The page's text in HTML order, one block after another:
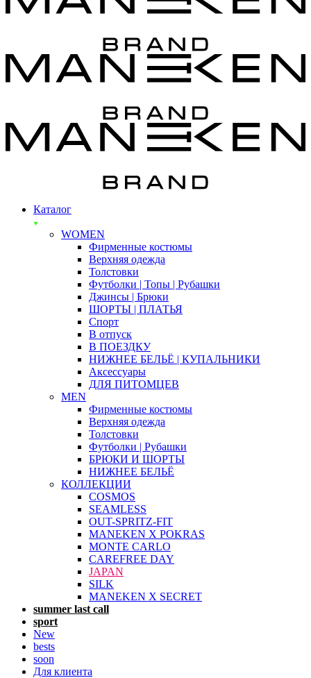
Каталог
WOMEN
Фирменные костюмы
Верхняя одежда
Толстовки
Футболки | Топы | Рубашки
Джинсы | Брюки
ШОРТЫ | ПЛАТЬЯ
Спорт
В отпуск
В ПОЕЗДКУ
НИЖНЕЕ БЕЛЬЁ | КУПАЛЬНИКИ
Аксессуары
ДЛЯ ПИТОМЦЕВ
MEN
Фирменные костюмы
Верхняя одежда
Толстовки
Футболки | Рубашки
БРЮКИ И ШОРТЫ
НИЖНЕЕ БЕЛЬЁ
КОЛЛЕКЦИИ
COSMOS
SEAMLESS
OUT-SPRITZ-FIT
MANEKEN X POKRAS
MONTE CARLO
CAREFREE DAY
JAPAN
SILK
MANEKEN X SECRET
summer last call
sport
New
bests
soon
Для клиента